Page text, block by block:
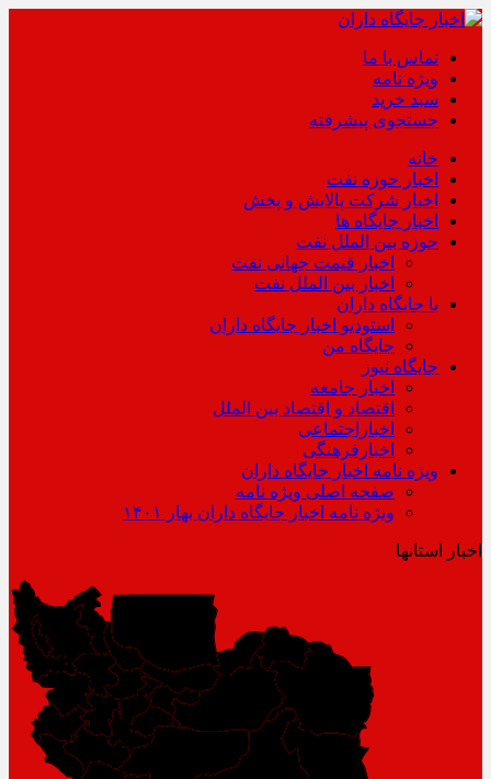
تماس با ما
ویژه نامه
سبد خرید
جستجوی پیشرفته
خانه
اخبار حوزه نفت
اخبار شرکت پالایش و پخش
اخبار جایگاه ها
حوزه بین الملل نفت
اخبار قیمت جهانی نفت
اخبار بین الملل نفت
با جایگاه داران
استودیو اخبار جایگاه داران
جایگاه من
جایگاه نیوز
اخبار جامعه
اقتصاد و اقتصاد بین الملل
اخباراجتماعی
اخبارفرهنگی
ویژه نامه اخبار جایگاه داران
صفحه اصلی ویژه نامه
ویژه نامه اخبار جایگاه داران بهار ۱۴۰۱
اخبار استانها